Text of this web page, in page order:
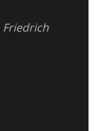
Friedrich